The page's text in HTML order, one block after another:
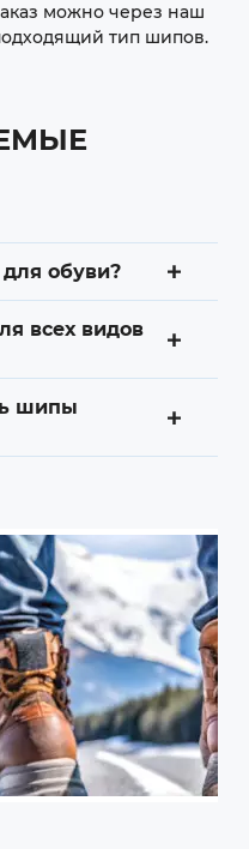
можно через наш
тип шипов.
обуви?
всех видов
шипы